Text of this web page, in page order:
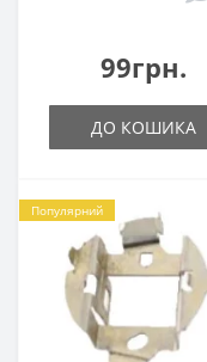
99грн.
ДО КОШИКА
Популярний